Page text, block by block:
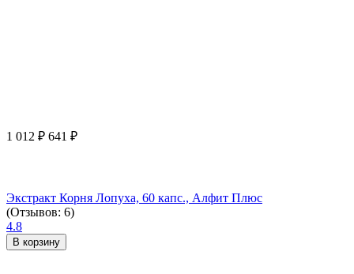
1 012 ₽ 641 ₽
Экстракт Корня Лопуха, 60 капс., Алфит Плюс
(Отзывов: 6)
4.8
В корзину